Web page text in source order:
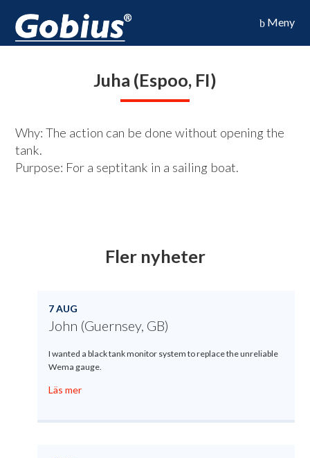
Meny
Juha (Espoo, FI)
Why: The action can be done without opening the
tank.
Purpose: For a septitank in a sailing boat.
Fler nyheter
7 AUG
John (Guernsey, GB)
I wanted a black tank monitor system to replace the unreliable
Wema gauge.
Läs mer